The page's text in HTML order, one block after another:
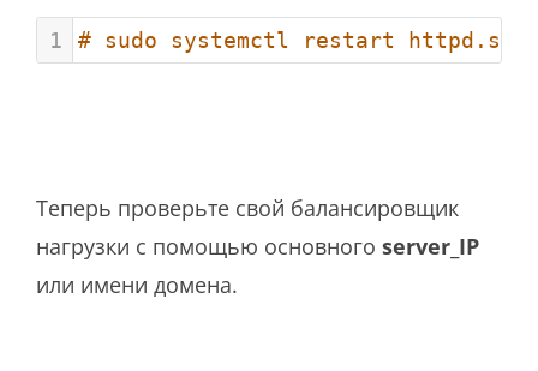
1 # sudo systemctl restart
Теперь проверьте свой балансировщик
нагрузки с помощью основного server_IP
или имени домена.